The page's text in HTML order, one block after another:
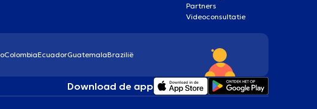
Partners
Videoconsultatie
ColombiaEcuadorGuatemalaBrazilië
Download de app